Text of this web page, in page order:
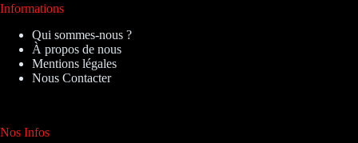
Informations
Qui sommes-nous ?
À propos de nous
Mentions légales
Nous Contacter
Nos Infos